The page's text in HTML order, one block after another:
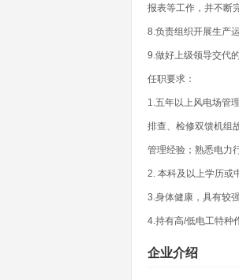
报表等工作，并不断
8.负责组织开展生产
9.做好上级领导交代
任职要求：
1.五年以上风电场管
排查、检修双馈机组
管理经验；熟悉电力
2. 本科及以上学历或
3.身体健康，具有较
4.持有高/低电工特种
企业介绍